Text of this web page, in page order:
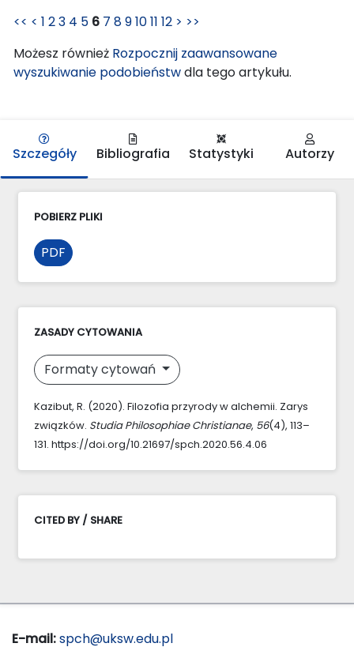
<< < 1 23 4 5 6 7 891011 12 > >>
Możesz również Rozpocznij zaawansowane
wyszukiwanie podobieństwdla tego artykułu.
Szczegóły Bibliografia Statystyki Autorzy
POBIERZ PLIKI
PDF
ZASADY CYTOWANIA
Formaty cytowań
Kazibut, R. (2020). Filozofia przyrody w alchemii. Zarys
związków. Studia Philosophiae Christianae, 56(4), 113–
131. https://doi.org/10.21697/spch.2020.56.4.06
CITED BY / SHARE
E-mail:spch@uksw.edu.pl